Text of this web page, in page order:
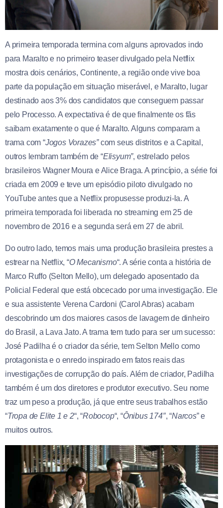
A primeira temporada termina com alguns aprovados indo
para Maralto e no primeiro teaser divulgado pela Netflix
mostra dois cenários, Continente, a região onde vive boa
parte da população em situação miserável, e Maralto, lugar
destinado aos 3% dos candidatos que conseguem passar
pelo Processo. A expectativa é de que finalmente os fãs
saibam exatamente o que é Maralto. Alguns comparam a
trama com “Jogos Vorazes”com seus distritos e a Capital,
outros lembram também de “Elisyum”, estrelado pelos
brasileiros Wagner Moura e Alice Braga. A princípio, a série foi
criada em 2009 e teve um episódio piloto divulgado no
YouTube antes que a Netflix propusesse produzi-la. A
primeira temporada foi liberada no streaming em 25 de
novembro de 2016 e a segunda será em 27 de abril.
Do outro lado, temos mais uma produção brasileira prestes a
estrear na Netflix, “O Mecanismo“. A série conta a história de
Marco Ruffo (Selton Mello), um delegado aposentado da
Policial Federal que está obcecado por uma investigação. Ele
e sua assistente Verena Cardoni (Carol Abras) acabam
descobrindo um dos maiores casos de lavagem de dinheiro
do Brasil, a Lava Jato. A trama tem tudo para ser um sucesso:
José Padilha é o criador da série, tem Selton Mello como
protagonista e o enredo inspirado em fatos reais das
investigações de corrupção do país. Além de criador, Padilha
também é um dos diretores e produtor executivo. Seu nome
traz um peso a produção, já que entre seus trabalhos estão
“Tropa de Elite 1 e 2“, “Robocop“, “Ônibus 174″, “Narcos” e
muitos outros.